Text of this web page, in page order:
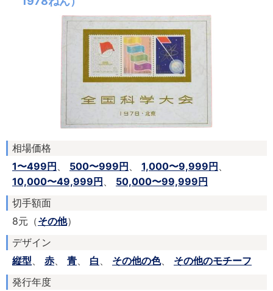
相場価格
1〜499円 、 500〜999円 、 1,000〜9,999円 、
10,000〜49,999円 、 50,000〜99,999円
切手額面
8元（その他）
デザイン
縦型、 赤、 青、 白 、 その他の色、 その他のモチーフ
発行年度